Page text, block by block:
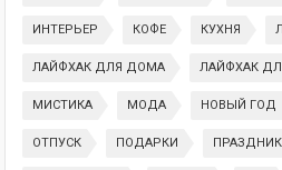
ИНТЕРЬЕР КОФЕ КУХНЯ
ЛАЙФХАК ДЛЯ ДОМА ЛАЙФХАК
МИСТИКА МОДА НОВЫЙ ГОД
ОТПУСК ПОДАРКИ ПРАЗДНИК